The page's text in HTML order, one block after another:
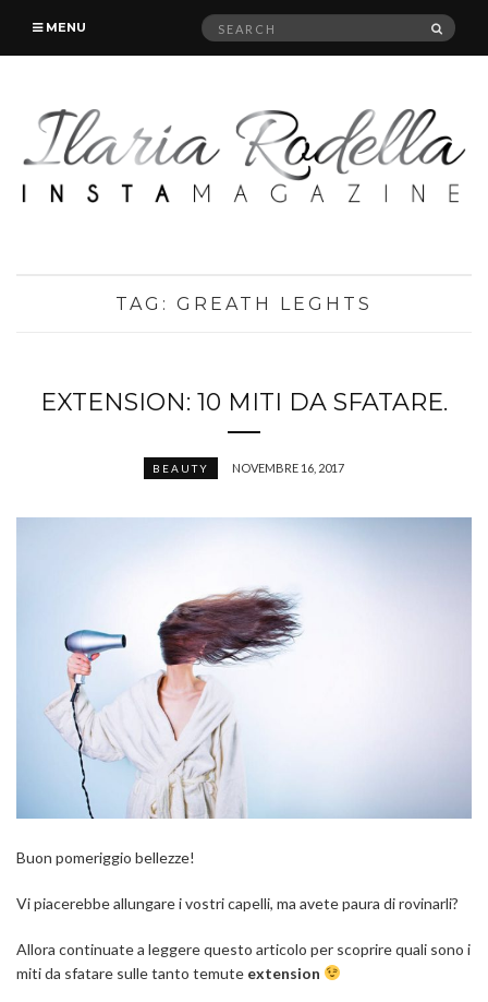
MENU
Search
TAG: GREATH LEGHTS
EXTENSION: 10 MITI DA SFATARE.
BEAUTY NOVEMBRE 16, 2017
Buon pomeriggio bellezze!
Vi piacerebbe allungare i vostri capelli, ma avete paura di rovinarli?
Allora continuate a leggere questo articolo per scoprire quali sono i
miti da sfatare sulle tanto temute extension